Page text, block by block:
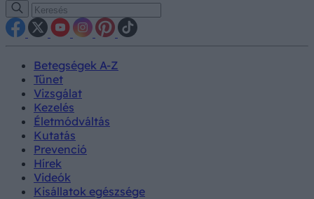
Betegségek A-Z
Tünet
Vizsgálat
Kezelés
Életmódváltás
Kutatás
Prevenció
Hírek
Videók
Kisállatok egészsége